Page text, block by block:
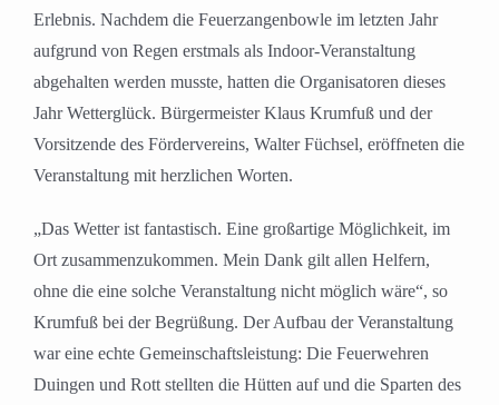
Erlebnis. Nachdem die Feuerzangenbowle im letzten Jahr
aufgrund von Regen erstmals als Indoor-Veranstaltung
abgehalten werden musste, hatten die Organisatoren dieses
Jahr Wetterglück. Bürgermeister Klaus Krumfuß und der
Vorsitzende des Fördervereins, Walter Füchsel, eröffneten die
Veranstaltung mit herzlichen Worten.
„Das Wetter ist fantastisch. Eine großartige Möglichkeit, im
Ort zusammenzukommen. Mein Dank gilt allen Helfern,
ohne die eine solche Veranstaltung nicht möglich wäre“, so
Krumfuß bei der Begrüßung. Der Aufbau der Veranstaltung
war eine echte Gemeinschaftsleistung: Die Feuerwehren
Duingen und Rott stellten die Hütten auf und die Sparten des